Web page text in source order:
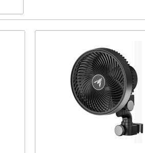
Ø 315 mm
Ø 355 mm